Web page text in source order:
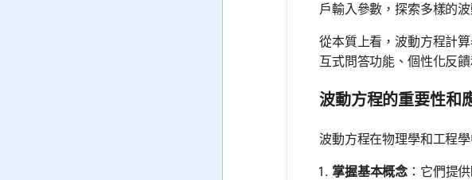
戶輸入參數，探索多樣的
從本質上看，波動方程計
互式問答功能、個性化反
波動方程的重要性和
波動方程在物理學和工程
掌握基本概念 ：它們提